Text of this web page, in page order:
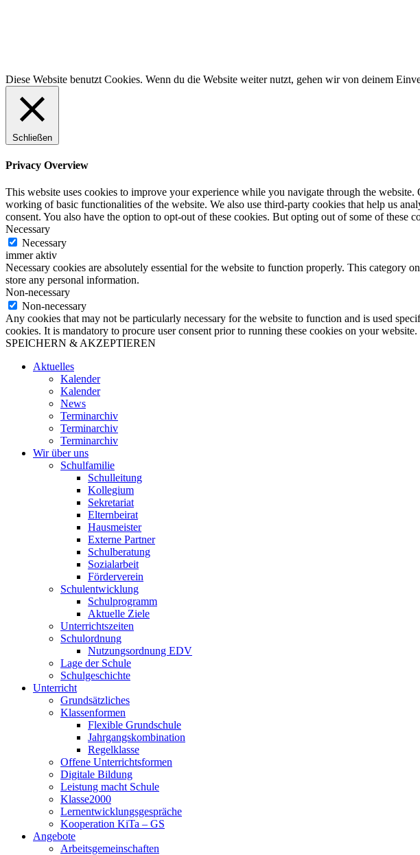
Diese Website benutzt Cookies. Wenn du die Website weiter nutzt, gehen wir von deinem
Schließen
Privacy Overview
This website uses cookies to improve your experience while you navigate through the
working of basic functionalities of the website. We also use third-party cookies that help us
consent. You also have the option to opt-out of these cookies. But opting out of some of these
Necessary
Necessary
immer aktiv
Necessary cookies are absolutely essential for the website to function properly. This category
store any personal information.
Non-necessary
Non-necessary
Any cookies that may not be particularly necessary for the website to function and is used
cookies. It is mandatory to procure user consent prior to running these cookies on your website.
SPEICHERN & AKZEPTIEREN
Aktuelles
Kalender
Kalender
News
Terminarchiv
Terminarchiv
Terminarchiv
Wir über uns
Schulfamilie
Schulleitung
Kollegium
Sekretariat
Elternbeirat
Hausmeister
Externe Partner
Schulberatung
Sozialarbeit
Förderverein
Schulentwicklung
Schulprogramm
Aktuelle Ziele
Unterrichtszeiten
Schulordnung
Nutzungsordnung EDV
Lage der Schule
Schulgeschichte
Unterricht
Grundsätzliches
Klassenformen
Flexible Grundschule
Jahrgangskombination
Regelklasse
Offene Unterrichtsformen
Digitale Bildung
Leistung macht Schule
Klasse2000
Lernentwicklungsgespräche
Kooperation KiTa – GS
Angebote
Arbeitsgemeinschaften